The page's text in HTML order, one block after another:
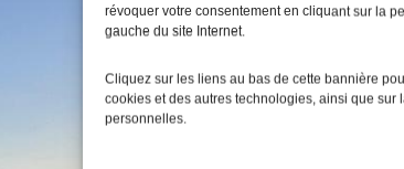
révoquer votre consentement en cliquant sur la
gauche du site Internet.
Cliquez sur les liens au bas de cette bannière
cookies et des autres technologies, ainsi que sur
personnelles.